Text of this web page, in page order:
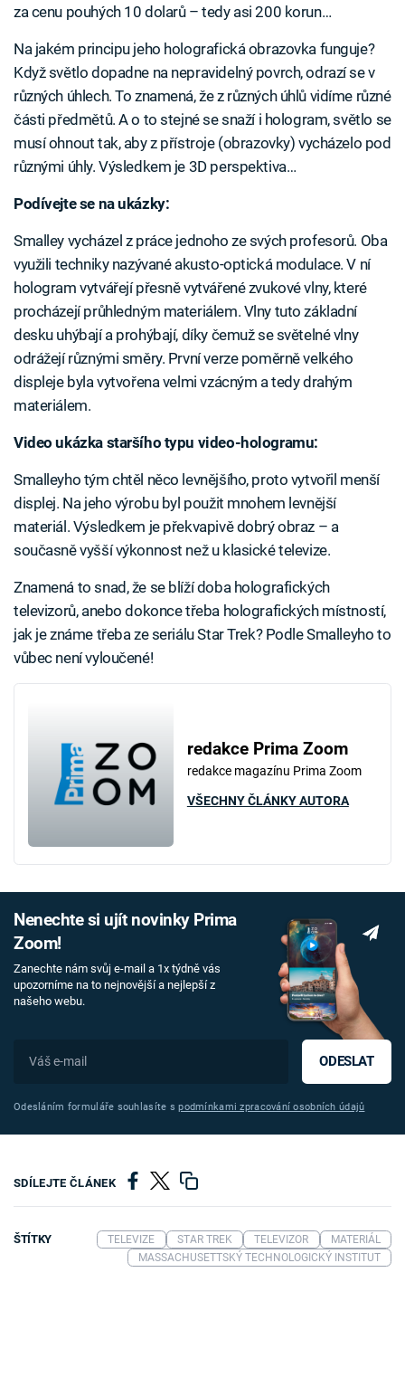
za cenu pouhých 10 dolarů – tedy asi 200 korun…
Na jakém principu jeho holografická obrazovka funguje?
Když světlo dopadne na nepravidelný povrch, odrazí se v
různých úhlech. To znamená, že z různých úhlů vidíme různé
části předmětů. A o to stejné se snaží i hologram, světlo se
musí ohnout tak, aby z přístroje (obrazovky) vycházelo pod
různými úhly. Výsledkem je 3D perspektiva…
Podívejte se na ukázky:
Smalley vycházel z práce jednoho ze svých profesorů. Oba
využili techniky nazývané akusto-optická modulace. V ní
hologram vytvářejí přesně vytvářené zvukové vlny, které
procházejí průhledným materiálem. Vlny tuto základní
desku uhýbají a prohýbají, díky čemuž se světelné vlny
odrážejí různými směry. První verze poměrně velkého
displeje byla vytvořena velmi vzácným a tedy drahým
materiálem.
Video ukázka staršího typu video-hologramu:
Smalleyho tým chtěl něco levnějšího, proto vytvořil menší
displej. Na jeho výrobu byl použit mnohem levnější
materiál. Výsledkem je překvapivě dobrý obraz – a
současně vyšší výkonnost než u klasické televize.
Znamená to snad, že se blíží doba holografických
televizorů, anebo dokonce třeba holografických místností,
jak je známe třeba ze seriálu Star Trek? Podle Smalleyho to
vůbec není vyloučené!
redakce Prima Zoom
redakce magazínu Prima Zoom
VŠECHNY ČLÁNKY AUTORA
Nenechte si ujít novinky Prima
Zoom!
Zanechte nám svůj e-mail a 1x týdně vás
upozorníme na to nejnovější a nejlepší z
našeho webu.
ODESLAT
Odesláním formuláře souhlasíte spodmínkami zpracování osobních údajů
SDÍLEJTE ČLÁNEK
ŠTÍTKY TELEVIZE STAR TREK TELEVIZOR
MATERIÁL
MASSACHUSETTSKÝ TECHNOLOGICKÝ INSTITUT